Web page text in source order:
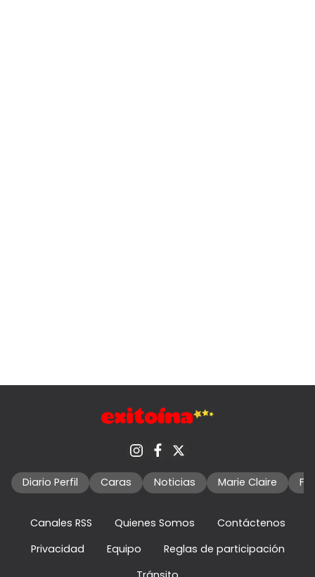
Diario Perfil Caras Noticias Marie Claire
Canales RSS Quienes Somos
Contáctenos
Privacidad
Equipo
Reglas de participación